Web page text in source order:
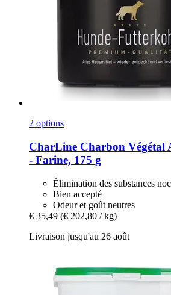
2 options
CharLine Charbon Végétal
-​ Farine, 175 g
Élimination des substances
Bien accepté
Odeur et goût neutres
€ 35,49 (€ 202,80 / kg)
Livraison jusqu'au 26 août